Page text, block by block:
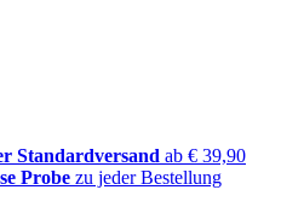
Standardversand ab € 39,90
Probe zu jeder Bestellung